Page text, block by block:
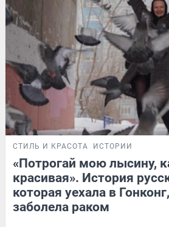
СТИЛЬ И КРАСОТА ИСТОРИИ
«Потрогай мою лысину,
красивая». История
которая уехала в
заболела раком